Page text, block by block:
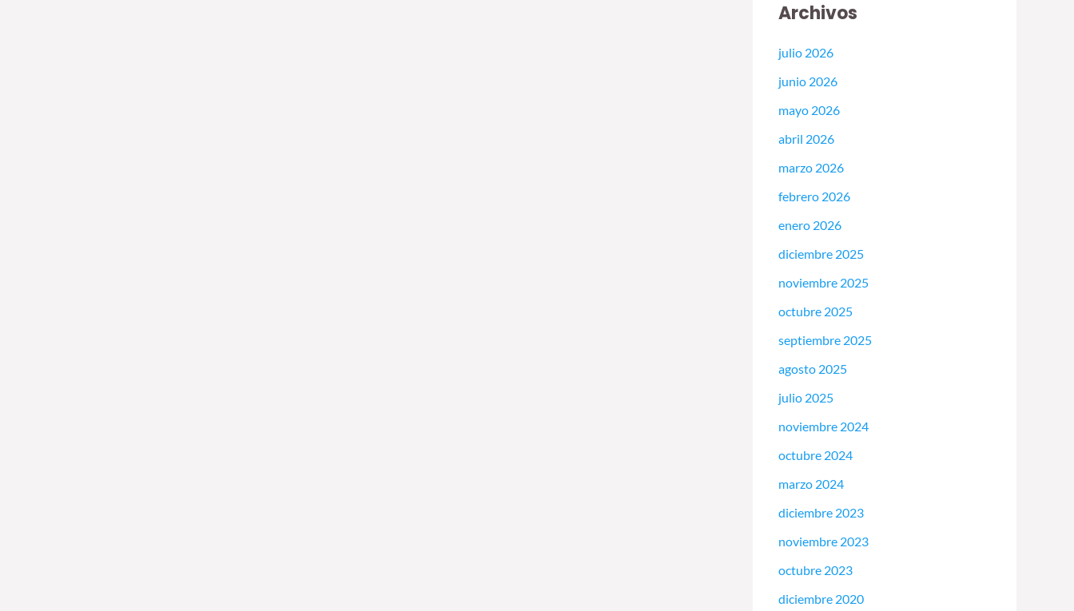
Archivos
julio 2026
junio 2026
mayo 2026
abril 2026
marzo 2026
febrero 2026
enero 2026
diciembre 2025
noviembre 2025
octubre 2025
septiembre 2025
agosto 2025
julio 2025
noviembre 2024
octubre 2024
marzo 2024
diciembre 2023
noviembre 2023
octubre 2023
diciembre 2020